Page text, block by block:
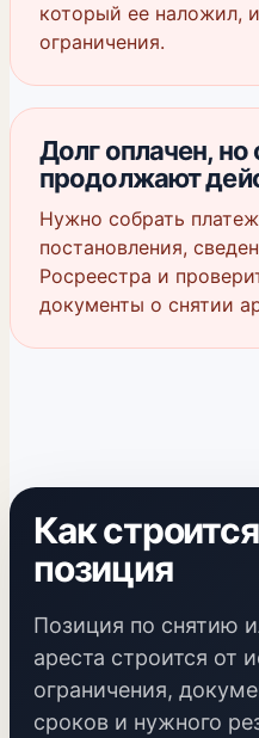
который ее наложил,
ограничения.
Долг оплачен, но
продолжают
Нужно собрать
постановления,
Росреестра и
документы о снятии
Как
позиция
Позиция по снятию
ареста строится от
ограничения,
сроков и нужного